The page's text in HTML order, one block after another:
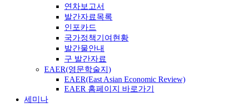
연차보고서
발간자료목록
인포카드
국가정책기여현황
발간물안내
구 발간자료
EAER(영문학술지)
EAER(East Asian Economic Review)
EAER 홈페이지 바로가기
세미나